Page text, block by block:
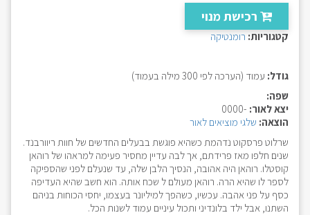
רכישת מנוי
קטגוריות: רומנטיקה
גודל: עמוד (הערכה לפי 300 מילה בעמוד)
שפה:
יצא לאור: -0000
הוצאה: שלגי מוציאים לאור
שרלוט פרסקוט נדהמת כשהיא פוגשת בבעלים החדשים של חוות ריוורבנד.
שנים חלפו מאז פרידתם, אך לבה עדיין מחסיר פעימה למראהו של רוהאן
קוסטלו. רוהאן היה אהובה, הנסיך הלבן שלה, עד שנעלם לפני שהספיקה
לספר לו שהיא הרה. רוהאן מעולם ל שכח אותה. הוא חשב שהיא העדיפה
כסף על פני אהבה. עכשיו, כשהפך למיליונר בעצמו, יחסי הכוחות בניהם
השתנו, אבל ילד בלונדיני ותכול עיניים עמוד לשנות הכל.